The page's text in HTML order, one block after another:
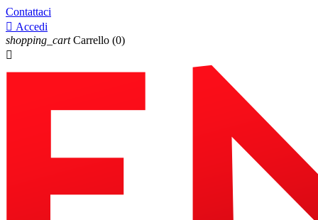
Contattaci
 Accedi
shopping_cart Carrello (0)
